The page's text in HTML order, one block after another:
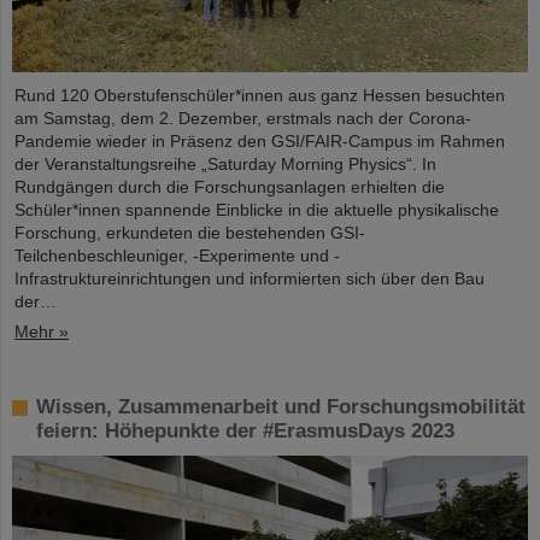
Rund 120 Oberstufenschüler*innen aus ganz Hessen besuchten
am Samstag, dem 2. Dezember, erstmals nach der Corona-
Pandemie wieder in Präsenz den GSI/FAIR-Campus im Rahmen
der Veranstaltungsreihe „Saturday Morning Physics“. In
Rundgängen durch die Forschungsanlagen erhielten die
Schüler*innen spannende Einblicke in die aktuelle physikalische
Forschung, erkundeten die bestehenden GSI-
Teilchenbeschleuniger, -Experimente und -
Infrastruktureinrichtungen und informierten sich über den Bau
der…
Mehr »
Wissen, Zusammenarbeit und Forschungsmobilität
feiern: Höhepunkte der #ErasmusDays 2023